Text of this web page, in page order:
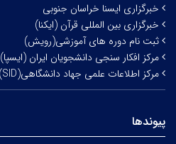
خبرگزاری ایسنا خراسان جنوبی
خبرگزاری بین المللی قرآن (ایکنا)
ثبت نام دوره های آموزشی(رویش)
مرکز افکار سنجی دانشجویان ایران (ایسپا)
مرکز اطلاعات علمی جهاد دانشگاهی(SID)
پیوندها